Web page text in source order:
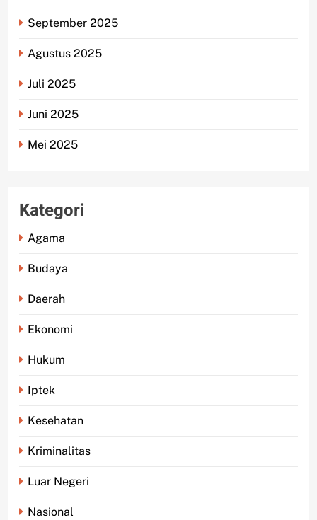
September 2025
Agustus 2025
Juli 2025
Juni 2025
Mei 2025
Kategori
Agama
Budaya
Daerah
Ekonomi
Hukum
Iptek
Kesehatan
Kriminalitas
Luar Negeri
Nasional